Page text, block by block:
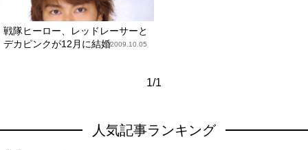
戦隊ヒーロー、レッドレーサーと
デカピンクが12月に結婚2009.10.05
1/1
人気記事ランキング